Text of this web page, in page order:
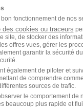
fonctionnement de nos
des cookies ou traceurs
site, de stocker des
offres vues, gérer les
garantir la sécurité
également de piloter et
de comprendre
sources de trafic.
le comportement
beaucoup plus rapide et